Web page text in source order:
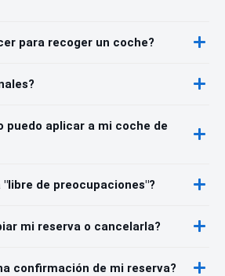
para recoger un coche?
puedo aplicar a mi coche de
de preocupaciones"?
mi reserva o cancelarla?
confirmación de mi reserva?